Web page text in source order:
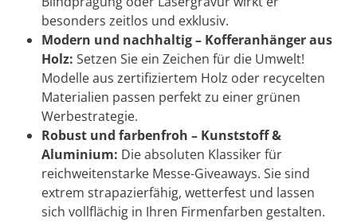
besonders zeitlos und exklusiv.
Modern und nachhaltig – Kofferanhänger aus
Holz: Setzen Sie ein Zeichen für die Umwelt!
Modelle aus zertifiziertem Holz oder recycelten
Materialien passen perfekt zu einer grünen
Werbestrategie.
Robust und farbenfroh – Kunststoff &
Aluminium: Die absoluten Klassiker für
reichweitenstarke Messe-Giveaways. Sie sind
extrem strapazierfähig, wetterfest und lassen
sich vollflächig in Ihren Firmenfarben gestalten.